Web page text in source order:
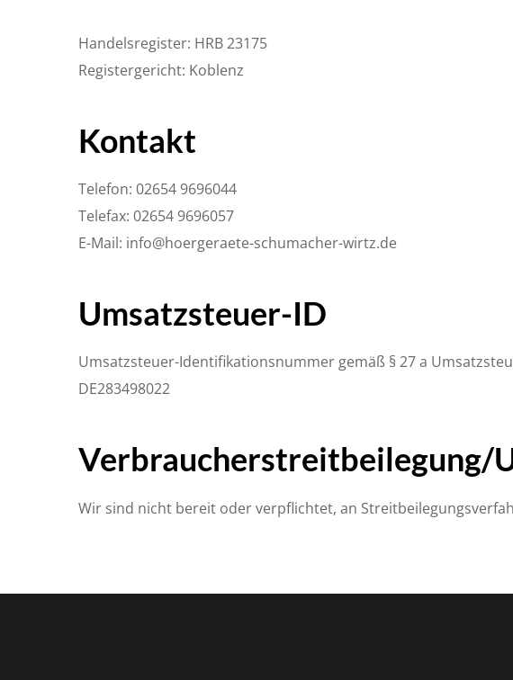
Handelsregister: HRB 23175
Registergericht: Koblenz
Kontakt
Telefon: 02654 9696044
Telefax: 02654 9696057
E-Mail: info@hoergeraete-schumacher-wirtz.de
Umsatzsteuer-ID
Umsatzsteuer-Identifikationsnummer gemäß § 27 a
DE283498022
Verbraucher­streit­beilegung/
Wir sind nicht bereit oder verpflichtet, an